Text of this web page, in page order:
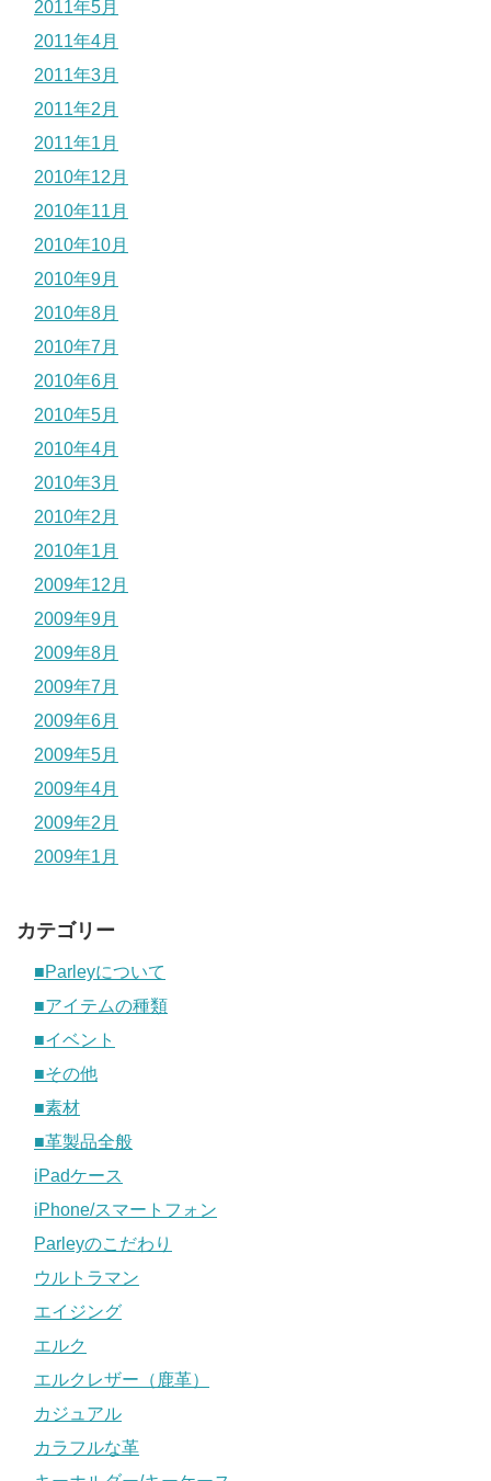
2011年5月
2011年4月
2011年3月
2011年2月
2011年1月
2010年12月
2010年11月
2010年10月
2010年9月
2010年8月
2010年7月
2010年6月
2010年5月
2010年4月
2010年3月
2010年2月
2010年1月
2009年12月
2009年9月
2009年8月
2009年7月
2009年6月
2009年5月
2009年4月
2009年2月
2009年1月
カテゴリー
■Parleyについて
■アイテムの種類
■イベント
■その他
■素材
■革製品全般
iPadケース
iPhone/スマートフォン
Parleyのこだわり
ウルトラマン
エイジング
エルク
エルクレザー（鹿革）
カジュアル
カラフルな革